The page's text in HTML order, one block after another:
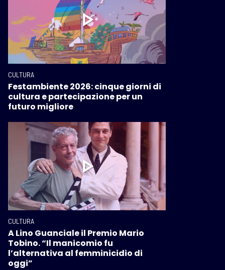
CULTURA
Festambiente 2026: cinque giorni di
cultura e partecipazione per un
futuro migliore
CULTURA
A Lino Guanciale il Premio Mario
Tobino. “Il manicomio fu
l’alternativa al femminicidio di
oggi”